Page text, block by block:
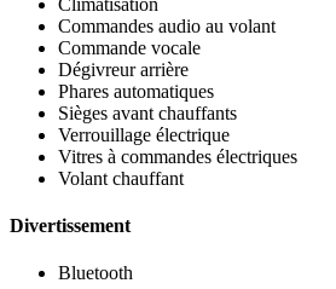
Commandes audio au volant
Commande vocale
Dégivreur arrière
Phares automatiques
Sièges avant chauffants
Verrouillage électrique
Vitres à commandes électriques
Volant chauffant
Divertissement
Bluetooth